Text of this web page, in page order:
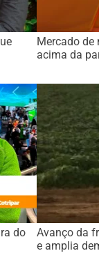
Mercado
acima da
do
Avanço da
e amplia